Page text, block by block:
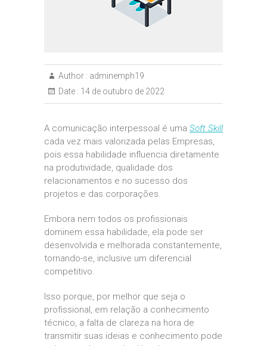
Author : adminemph19
Date : 14 de outubro de 2022
A comunicação interpessoal é uma Soft Skill
cada vez mais valorizada pelas Empresas,
pois essa habilidade influencia diretamente
na produtividade, qualidade dos
relacionamentos e no sucesso dos
projetos e das corporações.
Embora nem todos os profissionais
dominem essa habilidade, ela pode ser
desenvolvida e melhorada constantemente,
tornando-se, inclusive um diferencial
competitivo.
Isso porque, por melhor que seja o
profissional, em relação a conhecimento
técnico, a falta de clareza na hora de
transmitir suas ideias e conhecimento pode